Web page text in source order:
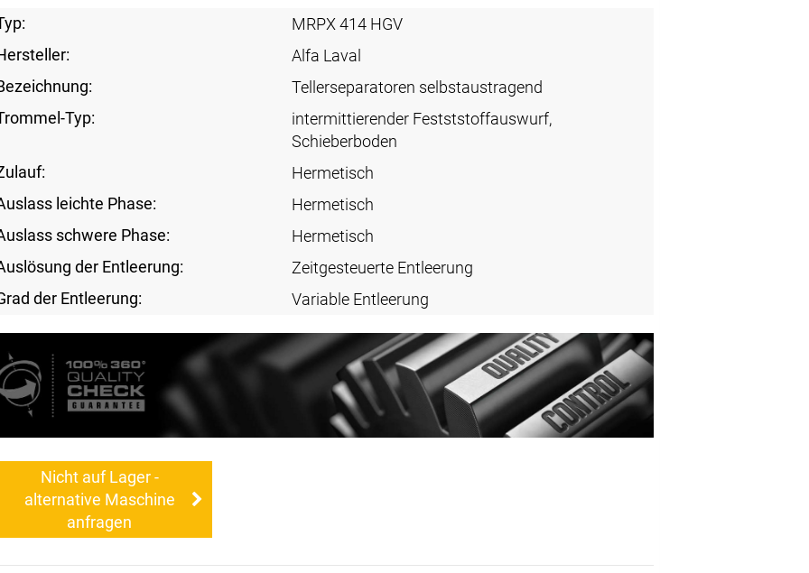
MRPX 414 HGV
Alfa Laval
Tellerseparatoren selbstaustragend
Typ:
intermittierender Festststoffauswurf,
Schieberboden
Hermetisch
leichte Phase:
Hermetisch
schwere Phase:
Hermetisch
der Entleerung:
Zeitgesteuerte Entleerung
der Entleerung:
Variable Entleerung
Nicht auf Lager -
alternative Maschine
anfragen